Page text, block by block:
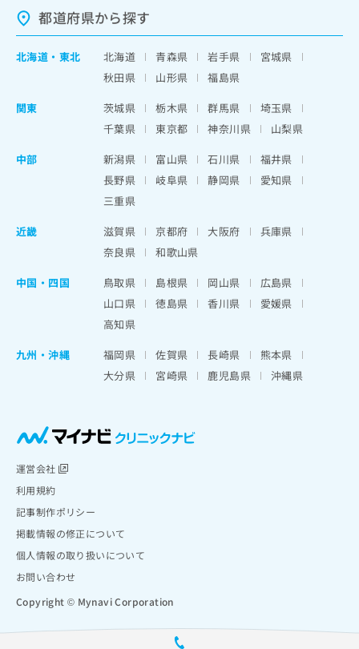
都道府県から探す
北海道 ・ 東北 北海道 青森県 岩手県
宮城県
秋田県
山形県
福島県
関東
茨城県 栃木県 群馬県
埼玉県
千葉県
東京都 神奈川県
山梨県
中部
新潟県 富山県 石川県
福井県
長野県
岐阜県 静岡県
愛知県
三重県
近畿
滋賀県 京都府 大阪府
兵庫県
奈良県
和歌山県
中国・四国
鳥取県 島根県 岡山県
広島県
山口県
徳島県 香川県
愛媛県
高知県
九州・沖縄
福岡県 佐賀県 長崎県
熊本県
大分県
宮崎県 鹿児島県 沖縄県
運営会社
利用規約
記事制作ポリシー
掲載情報の修正について
個人情報の取り扱いについて
お問い合わせ
Copyright © Mynavi Corporation